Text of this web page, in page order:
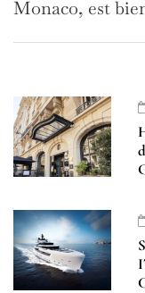
Monaco, est
À LA UNE
ADDRESS BOOK
ADDRESS BOOK
ALPES MARITIMES